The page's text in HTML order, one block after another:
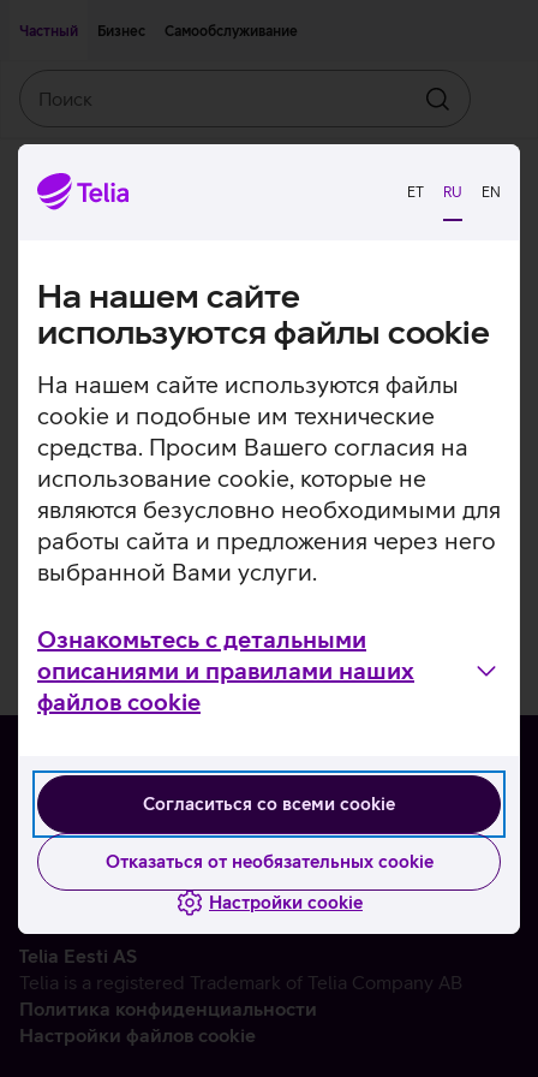
ET RU EN
На нашем сайте
используются файлы cookie
На нашем сайте используются файлы
cookie и подобные им технические
средства. Просим Вашего согласия на
использование cookie, которые не
являются безусловно необходимыми для
работы сайта и предложения через него
выбранной Вами услуги.
Ознакомьтесь с детальными
описаниями и правилами наших
файлов cookie
Согласиться со всеми cookie
Отказаться от необязательных cookie
Настройки cookie
Частный
Бизнес Самообслуживание
Искать
О нас
Контакты
Партнерам
Telia Eesti AS
Telia is a registered Trademark of Telia Company AB
Политика конфиденциальности
Настройки файлов cookie